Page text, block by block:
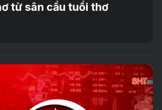
từ sân cầu tuổi thơ